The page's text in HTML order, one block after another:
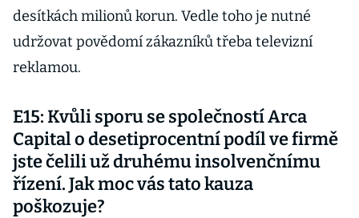
desítkách milionů korun. Vedle toho je nutné
udržovat povědomí zákazníků třeba televizní
reklamou.
E15: Kvůli sporu se společností Arca
Capital o desetiprocentní podíl ve firmě
jste čelili už druhému insolvenčnímu
řízení. Jak moc vás tato kauza
poškozuje?